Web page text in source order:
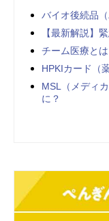
バイオ後続品
【最新解説】
チーム医療と
HPKIカード（
MSL（メディ
に？